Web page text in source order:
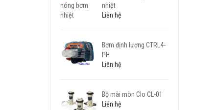
nhiệt
Liên hệ
Bơm định lượng CTRL4-
PH
Liên hệ
Bộ mài mòn Clo CL-01
Liên hệ